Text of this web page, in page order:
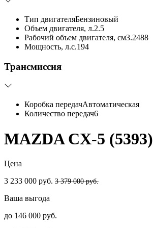
Тип двигателяБензиновый
Объем двигателя, л.2.5
Рабочий объем двигателя, см3.2488
Мощность, л.с.194
Трансмиссия
Коробка передачАвтоматическая
Количество передач6
MAZDA CX-5 (5393)
Цена
3 233 000 руб. 3 379 000 руб.
Ваша выгода
до 146 000 руб.